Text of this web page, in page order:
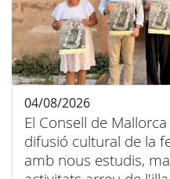
El Consell de
difusió cultural de la
amb nous estudis,
04/08/2026